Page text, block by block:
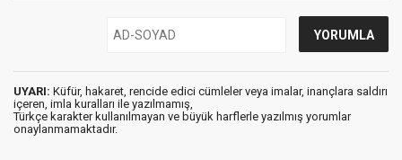
UYARI: Küfür, hakaret, rencide edici cümleler veya imalar, inançlara saldırı
içeren, imla kuralları ile yazılmamış,
Türkçe karakter kullanılmayan ve büyük harflerle yazılmış yorumlar
onaylanmamaktadır.